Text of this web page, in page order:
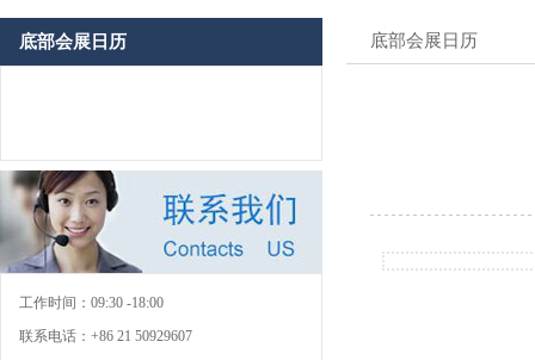
底部会展日历
工作时间： 09:30 -18:00
联系电话： +86 21 50929607
底部会展日历